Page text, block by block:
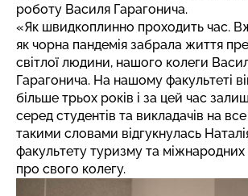
роботу Василя Гарагонича.
«Як швидкоплинно проходить час.
як чорна пандемія забрала життя
світлої людини, нашого колеги
Гарагонича. На нашому факультеті
більше трьох років і за цей час
серед студентів та викладачів на
такими словами відгукнулась
факультету туризму та міжнародних
про свого колегу.